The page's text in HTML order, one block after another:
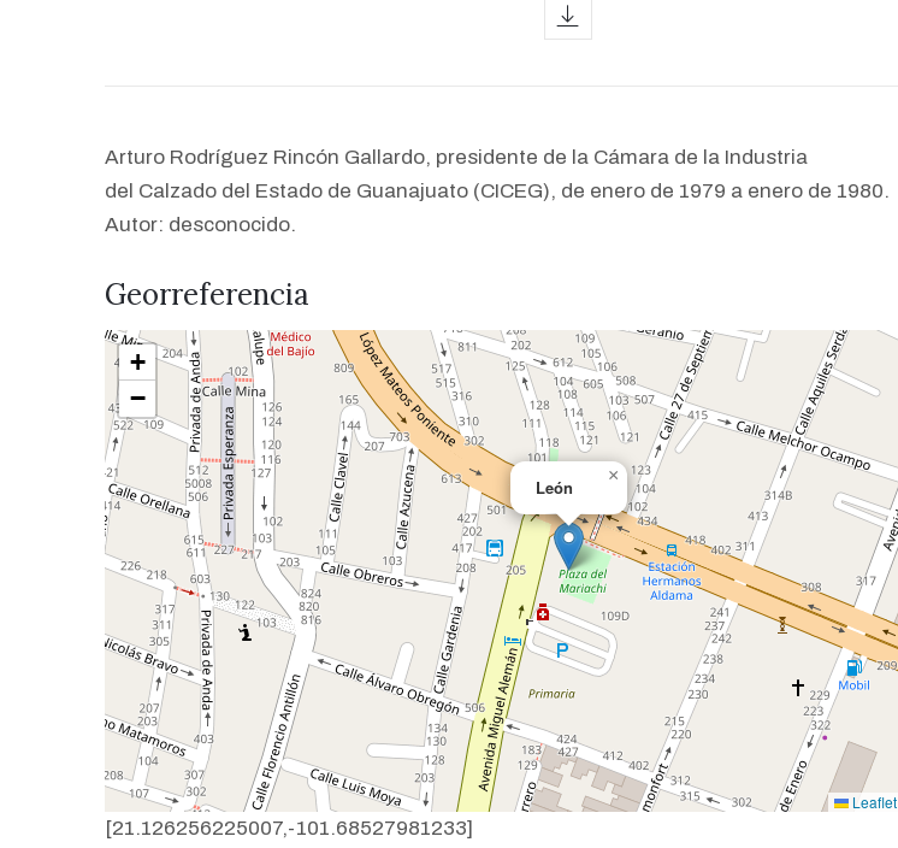
Arturo Rodríguez Rincón Gallardo, presidente de la Cámara de la Industria
del Calzado del Estado de Guanajuato (CICEG), de enero de 1979 a enero de 1980.
Autor: desconocido.
Georreferencia
León
×
+
−
Leaflet
[21.126256225007,-101.68527981233]